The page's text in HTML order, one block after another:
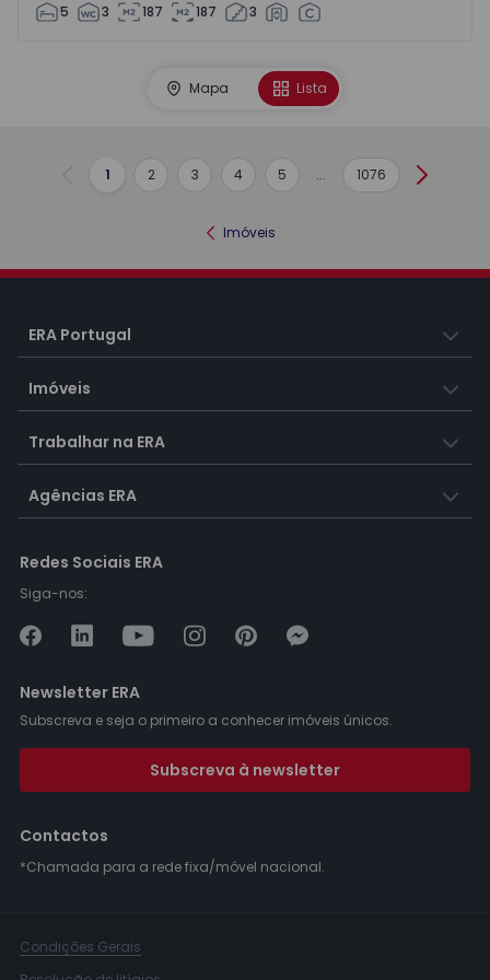
5 3 187 187 3
Mapa Lista
Anterior
1 2 3 4 5 ... 1076
Imóveis
ERA Portugal
Imóveis
Trabalhar na ERA
Agências ERA
Redes Sociais ERA
Siga-nos:
Newsletter ERA
Subscreva e seja o primeiro a conhecer imóveis únicos.
Subscreva à newsletter
Contactos
*Chamada para a rede fixa/móvel nacional.
Condições Gerais